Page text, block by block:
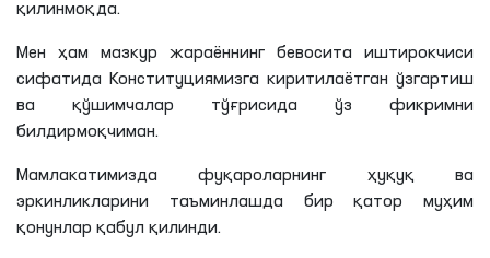
қилинмоқда.
Мен ҳам мазкур жараённинг бевосита иштирокчиси
сифатида Конституциямизга киритилаётган ўзгартиш
ва қўшимчалар тўғрисида ўз фикримни
билдирмоқчиман.
Мамлакатимизда фуқароларнинг ҳуқуқ ва
эркинликларини таъминлашда бир қатор муҳим
қонунлар қабул қилинди.